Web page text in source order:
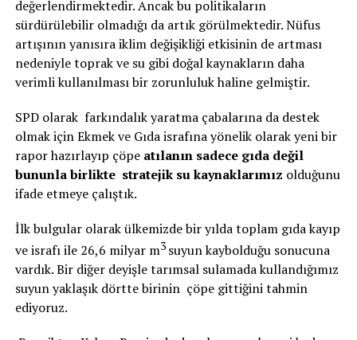
değerlendirmektedir. Ancak bu politikaların
sürdürülebilir olmadığı da artık görülmektedir. Nüfus
artışının yanısıra iklim değişikliği etkisinin de artması
nedeniyle toprak ve su gibi doğal kaynakların daha
verimli kullanılması bir zorunluluk haline gelmiştir.
SPD olarak farkındalık yaratma çabalarına da destek
olmak için Ekmek ve Gıda israfına yönelik olarak yeni bir
rapor hazırlayıp çöpe atılanın sadece gıda değil
bununla birlikte stratejik su kaynaklarımız olduğunu
ifade etmeye çalıştık.
İlk bulgular olarak ülkemizde bir yılda toplam gıda kayıp
ve israfı ile 26,6 milyar m3 suyun kaybolduğu sonucuna
vardık. Bir diğer deyişle tarımsal sulamada kullandığımız
suyun yaklaşık dörtte birinin çöpe gittiğini tahmin
ediyoruz.